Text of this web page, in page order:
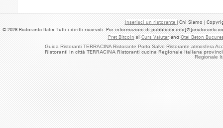
Guida Ristoranti TERRACINA Ristorante Porto Salvo Ristorante atmosfera
Ristoranti in città TERRACINA Ristoranti cucina Regionale Italiana
Regionale
Inserisci un ristorante | Chi Siamo |
© 2026 Ristorante Italia.Tutti i diritti riservati. Per informazioni di pubblicita
Pret BitcoinsiCurs ValutarandOtel Beton